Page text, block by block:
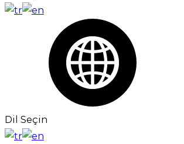
Dil Seçin